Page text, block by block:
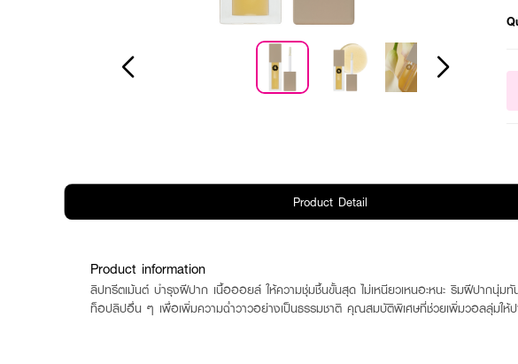
Product Detail
Product information
ลิปทรีตเม้นต์ บำรุงฝีปาก เนื้อออยล์ ให้ความชุ่มชื้นขั้นสุด ไม่เหนียวเหนอะหนะ ริมฝีปาก
ท็อปลิปอื่น ๆ เพื่อเพิ่มความฉ่ำวาวอย่างเป็นธรรมชาติ คุณสมบัติพิเศษที่ช่วยเพิ่มวอลลุ่มให้